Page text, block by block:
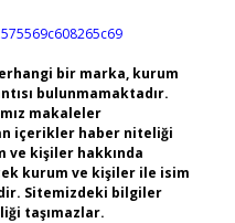
bir marka, kurum
bulunmamaktadır.
makaleler
içerikler haber niteliği
ve kişiler hakkında
kurum ve kişiler ile isim
Sitemizdeki bilgiler
taşımazlar.